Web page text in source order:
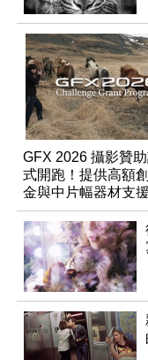
GFX 2026 攝影贊
式開跑！提供高額
金與中片幅器材支援